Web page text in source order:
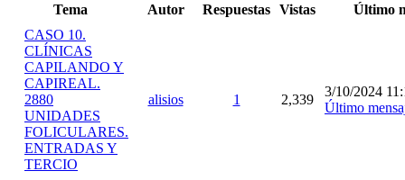
Tema
Autor Respuestas Vistas
Último
CASO 10.
CLÍNICAS
CAPILANDO Y
CAPIREAL.
2880
UNIDADES
FOLICULARES.
ENTRADAS Y
TERCIO
alisios 1 2,339
3/10/2024
Último